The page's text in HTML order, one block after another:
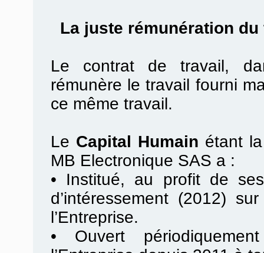
La juste rémunération
Le contrat de travail,
rémunère le travail fourni
ce même travail.
Le Capital Humain étant
MB Electronique SAS a :
• Institué, au profit de
d’intéressement (2012)
l’Entreprise.
• Ouvert